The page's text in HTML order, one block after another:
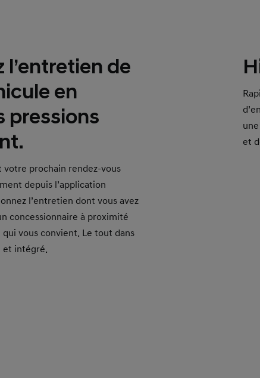
l’entretien de
en
pressions
votre prochain rendez-vous
depuis l’application
l’entretien dont vous avez
concessionnaire à proximité
vous convient. Le tout dans
et intégré.
et